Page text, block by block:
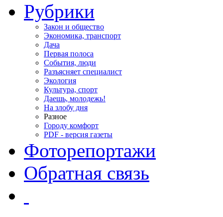
Рубрики
Закон и общество
Экономика, транспорт
Дача
Первая полоса
События, люди
Разъясняет специалист
Экология
Культура, спорт
Даешь, молодежь!
На злобу дня
Разное
Городу комфорт
PDF - версия газеты
Фоторепортажи
Обратная связь